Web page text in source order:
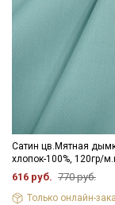
Сатин цв.Мятная
хлопок-100%, 120гр/
616 руб. 770 руб.
Только онлайн-